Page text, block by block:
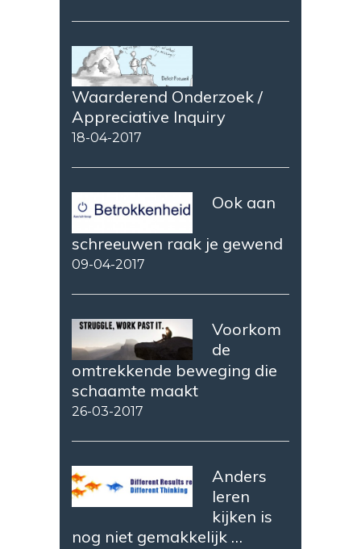
Waarderend Onderzoek /
Appreciative Inquiry
18-04-2017
Ook aan
schreeuwen raak je gewend
09-04-2017
Voorkom
de
omtrekkende beweging die
schaamte maakt
26-03-2017
Anders
leren
kijken is
nog niet gemakkelijk …